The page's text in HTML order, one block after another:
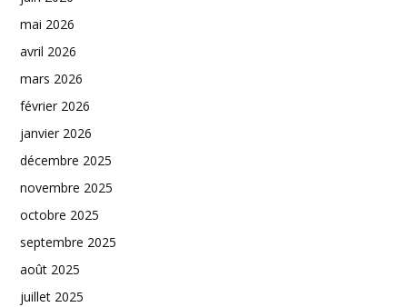
mai 2026
avril 2026
mars 2026
février 2026
janvier 2026
décembre 2025
novembre 2025
octobre 2025
septembre 2025
août 2025
juillet 2025